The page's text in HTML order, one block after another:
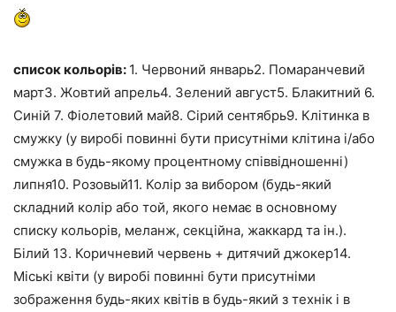
список кольорів: 1. Червоний январь2. Помаранчевий
март3. Жовтий апрель4. Зелений август5. Блакитний 6.
Синій 7. Фіолетовий май8. Сірий сентябрь9. Клітинка в
смужку (у виробі повинні бути присутніми клітина і/або
смужка в будь-якому процентному співвідношенні)
липня10. Розовый11. Колір за вибором (будь-який
складний колір або той, якого немає в основному
списку кольорів, меланж, секційна, жаккард та ін.).
Білий 13. Коричневий червень + дитячий джокер14.
Міські квіти (у виробі повинні бути присутніми
зображення будь-яких квітів в будь-який з технік і в